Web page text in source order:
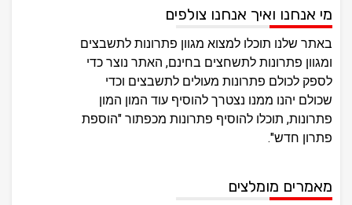
מי אנחנו ואיך אנחנו צולפים
באתר שלנו תוכלו למצוא מגוון פתרונות לתשבצים
ומגוון פתרונות לתשחצים בחינם, האתר נוצר כדי
לספק לכולם פתרונות מעולים לתשבצים וכדי
שכולם יהנו ממנו נצטרך להוסיף עוד המון המון
פתרונות, תוכלו להוסיף פתרונות מכפתור "הוספת
פתרון חדש".
מאמרים מומלצים